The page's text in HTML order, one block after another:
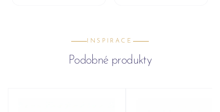
INSPIRACE
Podobné produkty